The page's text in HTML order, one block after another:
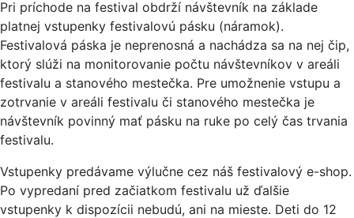
Pri príchode na festival obdrží návštevník na základe
platnej vstupenky festivalovú pásku (náramok).
Festivalová páska je neprenosná a nachádza sa na nej čip,
ktorý slúži na monitorovanie počtu návštevníkov v areáli
festivalu a stanového mestečka. Pre umožnenie vstupu a
zotrvanie v areáli festivalu či stanového mestečka je
návštevník povinný mať pásku na ruke po celý čas trvania
festivalu.
Vstupenky predávame výlučne cez náš festivalový e-shop.
Po vypredaní pred začiatkom festivalu už ďalšie
vstupenky k dispozícii nebudú, ani na mieste. Deti do 12